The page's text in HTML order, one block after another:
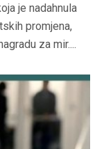
je nadahnula
promjena,
za mir....